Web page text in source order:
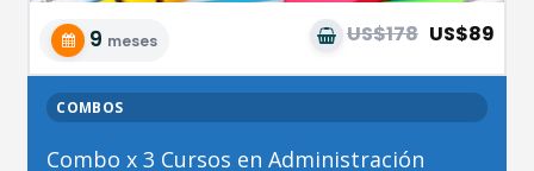
9 meses US$178 US$89
COMBOS
Combo x 3 Cursos en Administración